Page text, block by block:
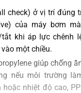
check) ở vị trí đúng
của máy bơm
khi áp lực chênh
một chiều.
giúp chống
nếu môi trường
hoặc nhiệt độ cao,